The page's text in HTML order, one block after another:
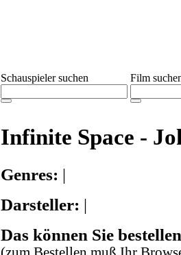
Schauspieler suchen Film
Infinite Space -
Genres: |
Darsteller: |
Das können Sie